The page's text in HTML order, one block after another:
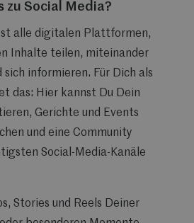
zu Social Media?
alle digitalen Plattformen,
Inhalte teilen, miteinander
sich informieren. Für Dich als
das: Hier kannst Du Dein
Gerichte und Events
und eine Community
Social-Media-Kanäle
Stories und Reels Deiner